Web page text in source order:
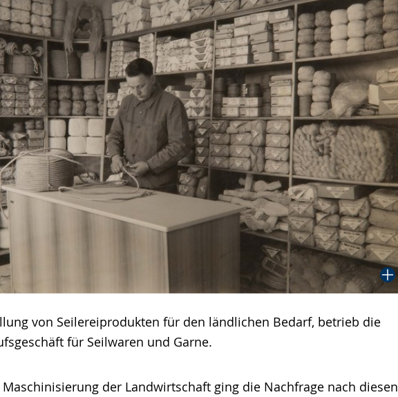
von Seilereiprodukten für den ländlichen Bedarf, betrieb die
für Seilwaren und Garne.
der Landwirtschaft ging die Nachfrage nach diesen